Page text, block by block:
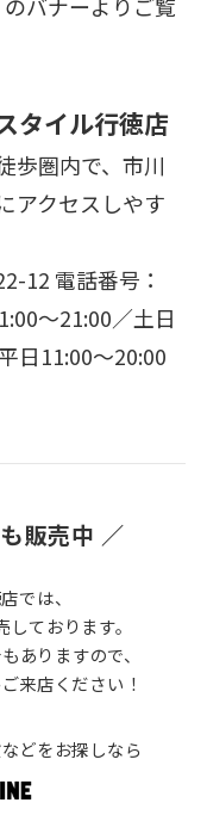
バナーよりご覧
タイル行徳店
歩圏内で、市川
アクセスしやす
12 電話番号：
～21:00／土日
日11:00～20:00
販売中 ／
では、
ております。
ありますので、
来店ください！
どをお探しなら